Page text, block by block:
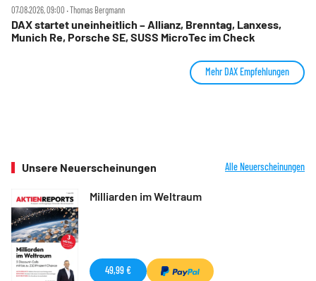
07.08.2026, 09:00 ‧ Thomas Bergmann
DAX startet uneinheitlich – Allianz, Brenntag, Lanxess,
Munich Re, Porsche SE, SUSS MicroTec im Check
Mehr DAX Empfehlungen
Unsere Neuerscheinungen Alle Neuerscheinungen
Milliarden im Weltraum
49,99 €